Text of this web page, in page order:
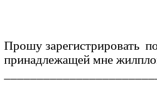
Прошу зарегистрировать
принадлежащей мне